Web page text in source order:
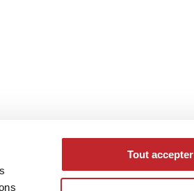
Tout accepter